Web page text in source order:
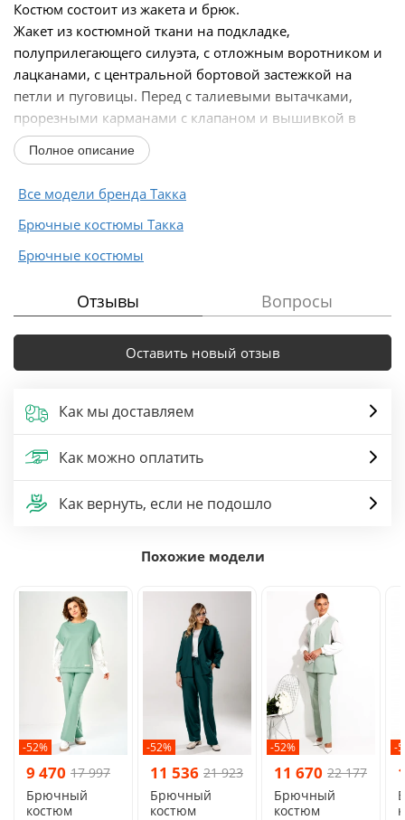
Костюм состоит из жакета и брюк.
Жакет из костюмной ткани на подкладке,
полуприлегающего силуэта, с отложным воротником и
лацканами, с центральной бортовой застежкой на
петли и пуговицы. Перед с талиевыми вытачками,
прорезными карманами с клапаном и вышивкой в
области груди. Спинка со средним...
Полное описание
Все модели бренда Такка
Брючные костюмы Такка
Брючные костюмы
Отзывы Вопросы
Оставить новый отзыв
Как мы доставляем
Как можно оплатить
Как вернуть, если не подошло
Похожие модели
-52%
9 470 17 997
Брючный
костюм
-52%
11 536 21 923
Брючный
костюм
-52%
11 670 22 177
Брючный
костюм
-